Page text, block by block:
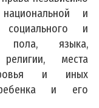
и
социального и
пола, языка,
места
и иных
ребенка и его